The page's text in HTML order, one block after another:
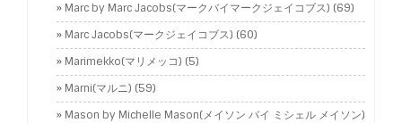
Marc by Marc Jacobs(マークバイマークジェイコブス) (69)
Marc Jacobs(マークジェイコブス) (60)
Marimekko(マリメッコ) (5)
Marni(マルニ) (59)
Mason by Michelle Mason(メイソン バイ ミシェル メイソン)